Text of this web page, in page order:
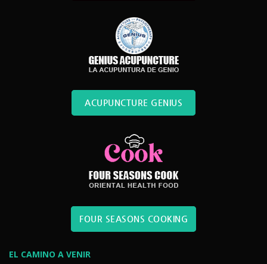
ACUPUNCTURE GENIUS
FOUR SEASONS COOKING
EL CAMINO A VENIR